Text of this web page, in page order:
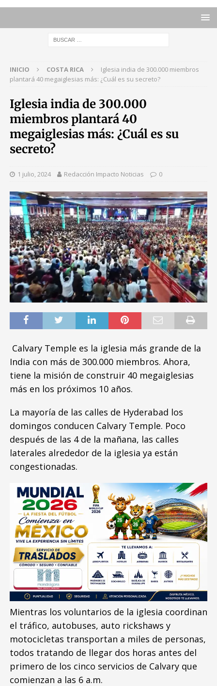
INICIO COSTA RICA
Iglesia india de 300.000 miembros
plantará 40 megaiglesias más: ¿Cuál es su secreto?
Iglesia india de 300.000
miembros plantará 40
megaiglesias más: ¿Cuál es su
secreto?
1 julio, 2024 Redacción Impacto Noticias 0
Calvary Temple es la iglesia más grande de la
India con más de 300.000 miembros. Ahora,
tiene la misión de construir 40 megaiglesias
más en los próximos 10 años.
La mayoría de las calles de Hyderabad los
domingos conducen Calvary Temple. Poco
después de las 4 de la mañana, las calles
laterales alrededor de la iglesia ya están
congestionadas.
Mientras los voluntarios de la iglesia coordinan
el tráfico, autobuses, auto rickshaws y
motocicletas transportan a miles de personas,
todos tratando de llegar dos horas antes del
primero de los cinco servicios de Calvary que
comienzan a las 6 a.m.